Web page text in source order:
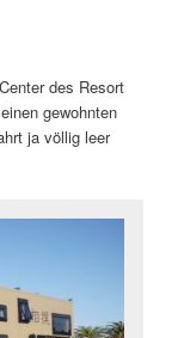
des Resort
gewohnten
ja völlig leer